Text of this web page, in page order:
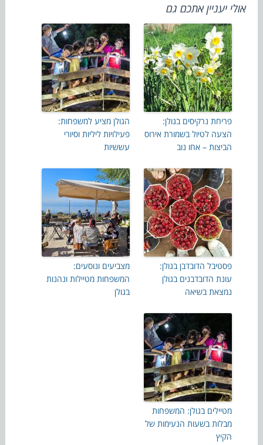
אולי יעניין אתכם גם
פריחת נרקיסים בגולן:
הצעה לטיול בשמורת אירוס
הביצות – אחו נוב
הגולן מציע למשפחות:
פעילויות ליליות וסיורי
עששיות
פסטיבל הדובדבן בגולן:
עונת הדובדבנים בגולן
נמצאת בשיאה
מצביעים ונוסעים:
המשפחות מטיילות ונהנות
בגולן
מטיילים בגולן: המשפחות
מבלות בשעות הנעימות של
הקיץ